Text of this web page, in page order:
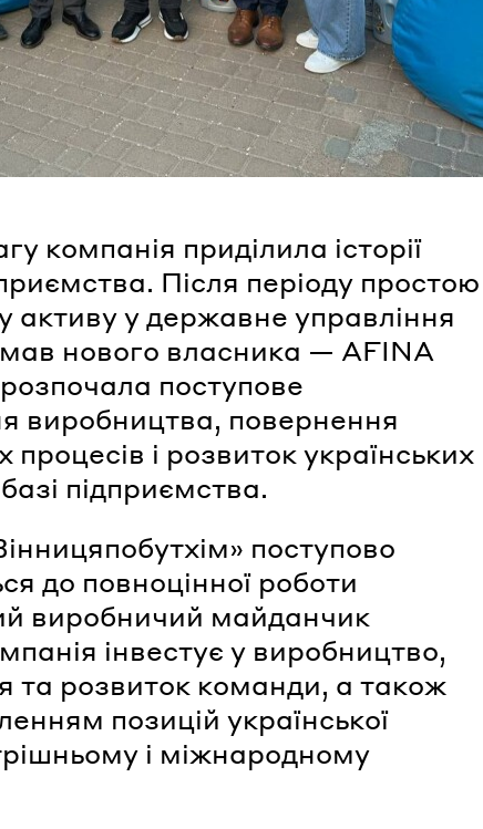
компанія приділила історії
Після періоду простою
активу у державне управління
нового власника — AFINA
поступове
виробництва, повернення
процесів і розвиток українських
підприємства.
поступово
до повноцінної роботи
виробничий майданчик
інвестує у виробництво,
та розвиток команди, а також
позицій української
і міжнародному